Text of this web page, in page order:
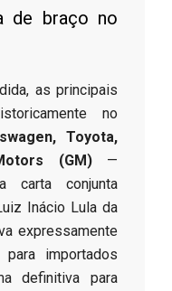
de braço no
as principais
no
Toyota,
(GM)—
carta conjunta
Inácio Lula da
expressamente
importados
definitiva para